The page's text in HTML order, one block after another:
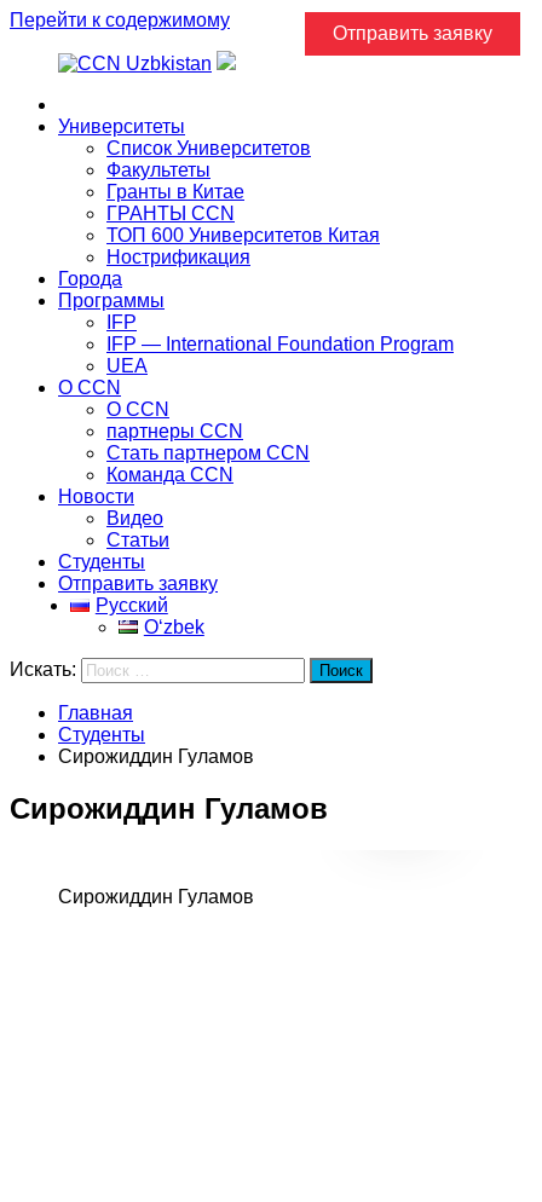
Перейти к содержимому
Университеты
Список Университетов
Факультеты
Гранты в Китае
ГРАНТЫ ССN
ТОП 600 Университетов Китая
Нострификация
Города
Программы
IFP
IFP — International Foundation Program
UEA
О CCN
О CCN
партнеры ССN
Стать партнером CCN
Команда ССN
Новости
Видео
Статьи
Студенты
Отправить заявку
Русский
Oʻzbek
Искать: Поиск
Главная
Студенты
Сирожиддин Гуламов
Сирожиддин Гуламов
Отправить заявку
Сирожиддин Гуламов